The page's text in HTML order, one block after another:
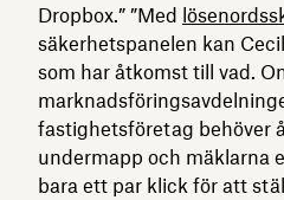
Dropbox.” ”Med
säkerhetspanelen kan
som har åtkomst till vad.
fastighetsföretag behöver
undermapp och mäklarna
bara ett par klick för att